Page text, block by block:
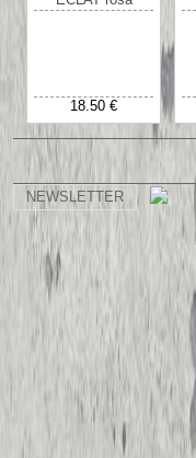
18.50 €
NEWSLETTER